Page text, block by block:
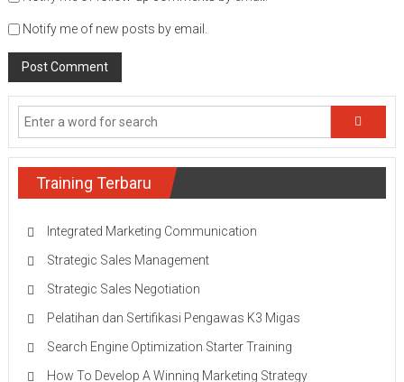
Notify me of new posts by email.
Training Terbaru
Integrated Marketing Communication
Strategic Sales Management
Strategic Sales Negotiation
Pelatihan dan Sertifikasi Pengawas K3 Migas
Search Engine Optimization Starter Training
How To Develop A Winning Marketing Strategy